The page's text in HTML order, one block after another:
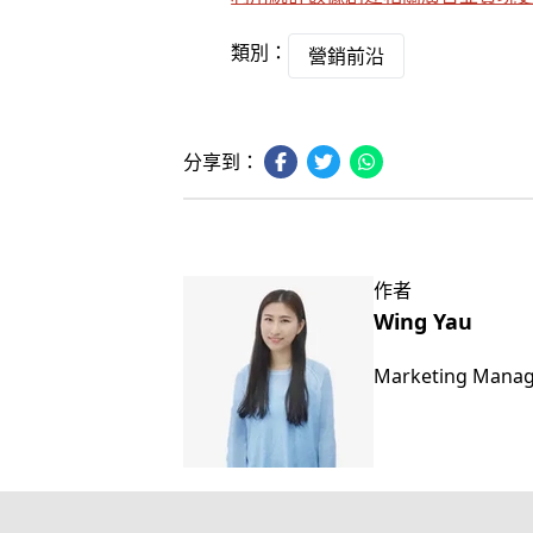
類別： 營銷前沿
分享到：
作者
Wing Yau
Marketing